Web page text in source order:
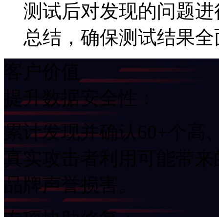
测试后对发现的问题进
总结，确保测试结果全
提升数据安全性：
累计发现并确认60+个高
真实攻击者利用可能带
品牌声誉损害。